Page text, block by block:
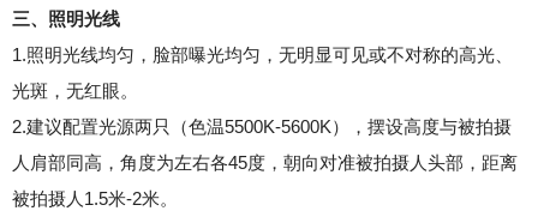
三、照明光线
1.照明光线均匀，脸部曝光均匀，无明显可见或不对称的高光、
光斑，无红眼。
2.建议配置光源两只（色温5500K-5600K），摆设高度与被拍摄
人肩部同高，角度为左右各45度，朝向对准被拍摄人头部，距离
被拍摄人1.5米-2米。